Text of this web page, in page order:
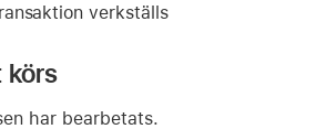
verkställs
körs
har bearbetats.